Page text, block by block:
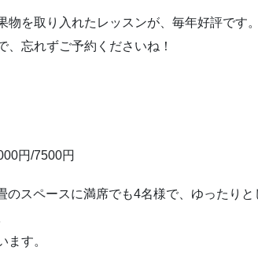
物を取り入れたレッスンが、毎年好評です。
、忘れずご予約くださいね！
円/7500円
のスペースに満席でも4名様で、ゆったり
ます。